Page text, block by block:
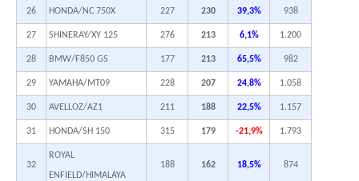
26 HONDA/NC 750X 227 230 39,3% 938
27 SHINERAY/XY 125 276 213 6,1% 1.200
28 BMW/F850 GS 177 213 65,5% 982
29 YAMAHA/MT09 228 207 24,8% 1.058
30 AVELLOZ/AZ1 211 188 22,5% 1.157
31 HONDA/SH 150 315 179 -21,9% 1.793
32
ROYAL
ENFIELD/HIMALAYA
188 162 18,5% 874